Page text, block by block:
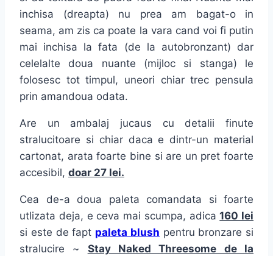
inchisa (dreapta) nu prea am bagat-o in
seama, am zis ca poate la vara cand voi fi putin
mai inchisa la fata (de la autobronzant) dar
celelalte doua nuante (mijloc si stanga) le
folosesc tot timpul, uneori chiar trec pensula
prin amandoua odata.
Are un ambalaj jucaus cu detalii finute
stralucitoare si chiar daca e dintr-un material
cartonat, arata foarte bine si are un pret foarte
accesibil, doar 27 lei.
Cea de-a doua paleta comandata si foarte
utlizata deja, e ceva mai scumpa, adica160 lei
si este de fapt paleta blush pentru bronzare si
stralucire ~ Stay Naked Threesome de la